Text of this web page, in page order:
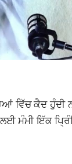
ਵਿੱਚ ਕੈਦ
ਮੰਮੀ ਇੱਕ